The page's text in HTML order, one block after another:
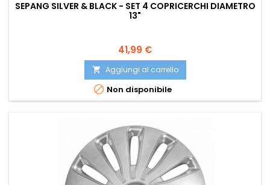
SEPANG SILVER & BLACK - SET 4 COPRICERCHI DIAMETRO
13"
Prezzo
41,99 €
 Aggiungi al carrello
 Non disponibile